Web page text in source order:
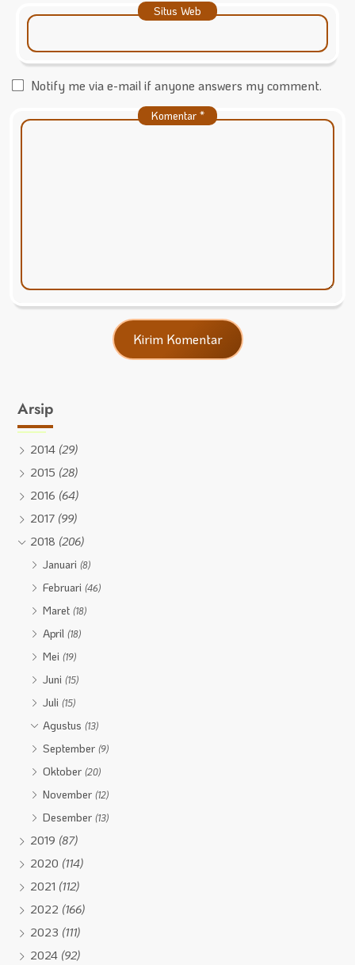
Situs Web
Notify me via e-mail if anyone answers my comment.
Komentar *
Arsip
2014 (29)
2015 (28)
2016 (64)
2017 (99)
2018 (206)
Januari(8)
Februari(46)
Maret(18)
April(18)
Mei(19)
Juni(15)
Juli(15)
Agustus(13)
September(9)
Oktober(20)
November(12)
Desember(13)
2019 (87)
2020 (114)
2021 (112)
2022 (166)
2023 (111)
2024 (92)